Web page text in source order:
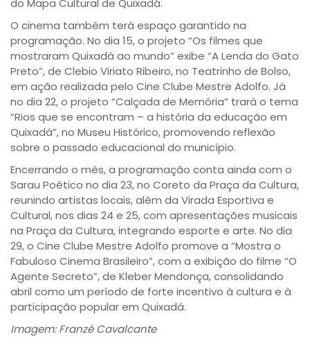
O cinema também terá espaço garantido na
programação. No dia 15, o projeto “Os filmes que
mostraram Quixadá ao mundo” exibe “A Lenda do Gato
Preto”, de Clebio Viriato Ribeiro, no Teatrinho de Bolso,
em ação realizada pelo Cine Clube Mestre Adolfo. Já
no dia 22, o projeto “Calçada de Memória” trará o tema
“Rios que se encontram – a história da educação em
Quixadá”, no Museu Histórico, promovendo reflexão
sobre o passado educacional do município.
Encerrando o mês, a programação conta ainda com o
Sarau Poético no dia 23, no Coreto da Praça da Cultura,
reunindo artistas locais, além da Virada Esportiva e
Cultural, nos dias 24 e 25, com apresentações musicais
na Praça da Cultura, integrando esporte e arte. No dia
29, o Cine Clube Mestre Adolfo promove a “Mostra o
Fabuloso Cinema Brasileiro”, com a exibição do filme “O
Agente Secreto”, de Kleber Mendonça, consolidando
abril como um período de forte incentivo à cultura e à
participação popular em Quixadá.
Imagem: Franzé Cavalcante